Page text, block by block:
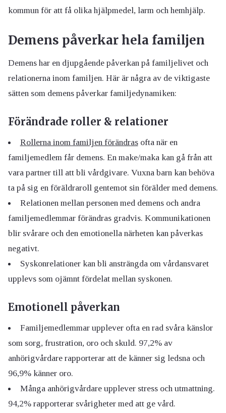
kommun för att få olika hjälpmedel, larm och hemhjälp.
Demens påverkar hela familjen
Demens har en djupgående påverkan på familjelivet och
relationerna inom familjen. Här är några av de viktigaste
sätten som demens påverkar familjedynamiken:
Förändrade roller & relationer
Rollerna inom familjen förändrasofta när en
familjemedlem får demens. En make/maka kan gå från att
vara partner till att bli vårdgivare. Vuxna barn kan behöva
ta på sig en föräldraroll gentemot sin förälder med demens.
Relationen mellan personen med demens och andra
familjemedlemmar förändras gradvis. Kommunikationen
blir svårare och den emotionella närheten kan påverkas
negativt.
Syskonrelationer kan bli ansträngda om vårdansvaret
upplevs som ojämnt fördelat mellan syskonen.
Emotionell påverkan
Familjemedlemmar upplever ofta en rad svåra känslor
som sorg, frustration, oro och skuld. 97,2% av
anhörigvårdare rapporterar att de känner sig ledsna och
96,9% känner oro.
Många anhörigvårdare upplever stress och utmattning.
94,2% rapporterar svårigheter med att ge vård.